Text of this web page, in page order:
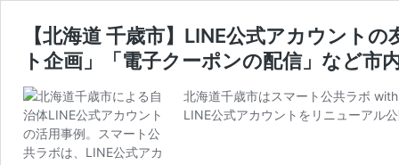
【北海道 千歳市】LINE公式アカウント
ト企画」「電子クーポンの配信」など市
北海道千歳市はスマート公共ラボ
LINE公式アカウントをリニューアル